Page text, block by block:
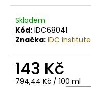
Skladem
Kód: IDC68041
Značka:IDC Institute
143 Kč
Měrná
794,44 Kč / 100 ml
VYRÁBĚNÉ
BAMBUCKÉ
MÁSLO
200ML
749
Kč